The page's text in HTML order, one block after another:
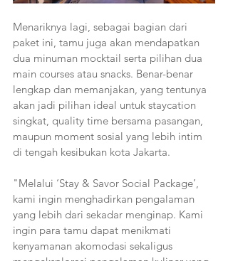
Menariknya lagi, sebagai bagian dari
paket ini, tamu juga akan mendapatkan
dua minuman mocktail serta pilihan dua
main courses atau snacks. Benar-benar
lengkap dan memanjakan, yang tentunya
akan jadi pilihan ideal untuk staycation
singkat, quality time bersama pasangan,
maupun moment sosial yang lebih intim
di tengah kesibukan kota Jakarta.
"Melalui ‘Stay & Savor Social Package’,
kami ingin menghadirkan pengalaman
yang lebih dari sekadar menginap. Kami
ingin para tamu dapat menikmati
kenyamanan akomodasi sekaligus